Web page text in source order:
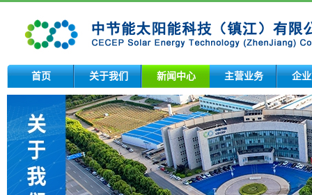
首页 关于我们 新闻中心 主营业务 企